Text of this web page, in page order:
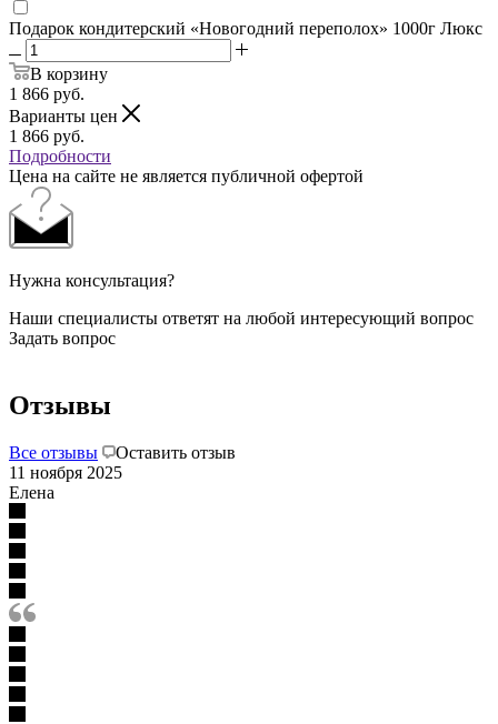
Подарок кондитерский «Новогодний переполох» 1000г Люкс
В корзину
1 866 руб.
Варианты цен
1 866 руб.
Подробности
Цена на сайте не является публичной офертой
Нужна консультация?
Наши специалисты ответят на любой интересующий вопрос
Задать вопрос
Отзывы
Все отзывы
Оставить отзыв
11 ноября 2025
Елена